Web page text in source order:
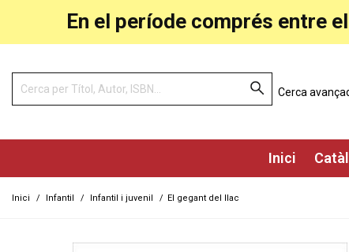
En el període comprés entre
Inici
Cerca
Inici / Infantil / Infantil i juvenil / El gegant del llac